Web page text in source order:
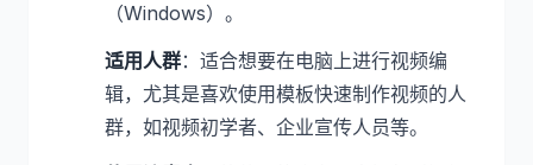
（Windows）。
适用人群：适合想要在电脑上进行视频编
辑，尤其是喜欢使用模板快速制作视频的人
群，如视频初学者、企业宣传人员等。